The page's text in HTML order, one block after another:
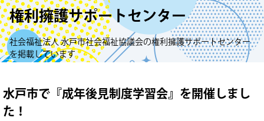
権利擁護サポートセンター
社会福祉法人 水戸市社会福祉協議会の権利擁護サポートセンター
を掲載しています
水戸市で『成年後見制度学習会』を開催しまし
た！